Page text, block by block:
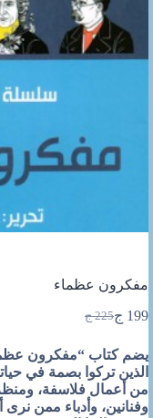
مفكرون عظماء
225 ج
السعر
هو:
225 ج.
199 جالسعر
هو:
199 ج.
يضم كتاب “مفكرون
الذين تركوا بصمة في
من أعمال فلاسفة،
وفنانين، وأدباء ممن